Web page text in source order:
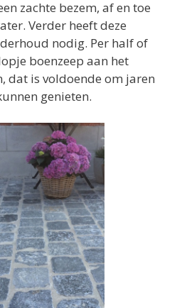
zachte bezem, af en toe
Verder heeft deze
nodig. Per half of
boenzeep aan het
dat is voldoende om jaren
genieten.